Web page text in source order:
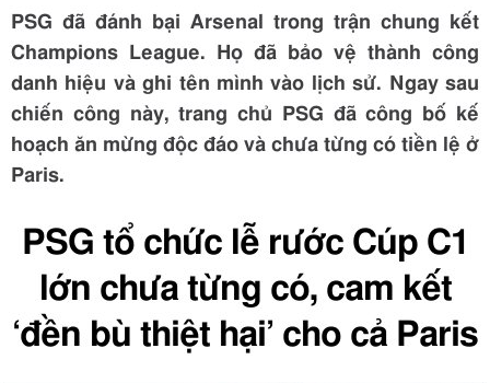
PSG đã đánh bại Arsenal trong trận chung kết
Champions League. Họ đã bảo vệ thành công
danh hiệu và ghi tên mình vào lịch sử. Ngay sau
chiến công này, trang chủ PSG đã công bố kế
hoạch ăn mừng độc đáo và chưa từng có tiền lệ ở
Paris.
PSG tổ chức lễ rước Cúp C1
lớn chưa từng có, cam kết
‘đền bù thiệt hại’ cho cả Paris